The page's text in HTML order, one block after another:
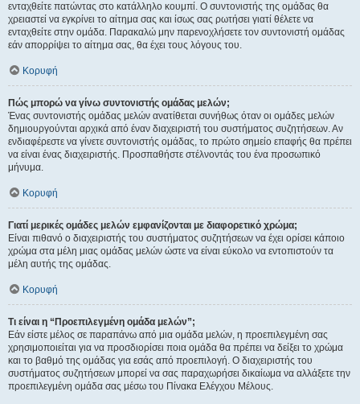
ενταχθείτε πατώντας στο κατάλληλο κουμπί. Ο συντονιστής της ομάδας θα
χρειαστεί να εγκρίνει το αίτημα σας και ίσως σας ρωτήσει γιατί θέλετε να
ενταχθείτε στην ομάδα. Παρακαλώ μην παρενοχλήσετε τον συντονιστή ομάδας
εάν απορρίψει το αίτημα σας, θα έχει τους λόγους του.
Κορυφή
Πώς μπορώ να γίνω συντονιστής ομάδας μελών;
Ένας συντονιστής ομάδας μελών ανατίθεται συνήθως όταν οι ομάδες μελών
δημιουργούνται αρχικά από έναν διαχειριστή του συστήματος συζητήσεων. Αν
ενδιαφέρεστε να γίνετε συντονιστής ομάδας, το πρώτο σημείο επαφής θα πρέπει
να είναι ένας διαχειριστής. Προσπαθήστε στέλνοντάς του ένα προσωπικό
μήνυμα.
Κορυφή
Γιατί μερικές ομάδες μελών εμφανίζονται με διαφορετικό χρώμα;
Είναι πιθανό ο διαχειριστής του συστήματος συζητήσεων να έχει ορίσει κάποιο
χρώμα στα μέλη μιας ομάδας μελών ώστε να είναι εύκολο να εντοπιστούν τα
μέλη αυτής της ομάδας.
Κορυφή
Τι είναι η “Προεπιλεγμένη ομάδα μελών”;
Εάν είστε μέλος σε παραπάνω από μια ομάδα μελών, η προεπιλεγμένη σας
χρησιμοποιείται για να προσδιορίσει ποια ομάδα θα πρέπει να δείξει το χρώμα
και το βαθμό της ομάδας για εσάς από προεπιλογή. Ο διαχειριστής του
συστήματος συζητήσεων μπορεί να σας παραχωρήσει δικαίωμα να αλλάξετε την
προεπιλεγμένη ομάδα σας μέσω του Πίνακα Ελέγχου Μέλους.